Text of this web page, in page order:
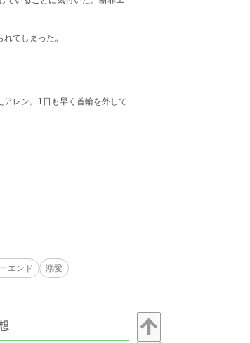
てしまった。
レン。1日も早く首輪を外して
エンド 溺愛